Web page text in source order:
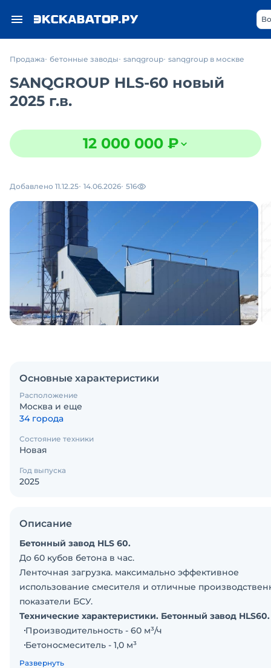
Продажа бетонные заводы sanqgroup sanqgroup в москве
SANQGROUP HLS-60 новый
2025 г.в.
12 000 000 ₽
Добавлено 11.12.25 14.06.2026 516
Основные характеристики
Расположение
Москва и еще
34 города
Состояние техники
Новая
Год выпуска
2025
Описание
Бетонный завод HLS 60.
До 60 кубов бетона в час.
Ленточная загрузка. максимально эффективное
использование смесителя и отличные
показатели БСУ.
Технические характеристики. Бетонный завод HLS60.
Производительность - 60 м³/ч
Бетоносмеситель - 1,0 м³
Бункера инертных - 4 × 15 м³
Развернуть